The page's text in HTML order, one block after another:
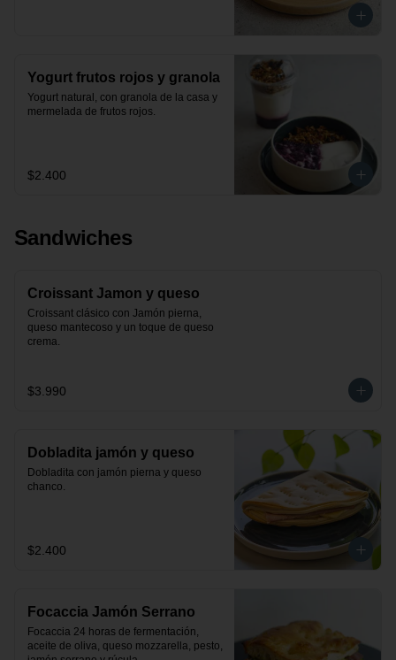
Yogurt frutos rojos y granola
Yogurt natural, con granola de la casa y
mermelada de frutos rojos.
$2.400
Sandwiches
Croissant Jamon y queso
Croissant clásico con Jamón pierna,
queso mantecoso y un toque de queso
crema.
$3.990
Dobladita jamón y queso
Dobladita con jamón pierna y queso
chanco.
$2.400
Focaccia Jamón Serrano
Focaccia 24 horas de fermentación,
aceite de oliva, queso mozzarella, pesto,